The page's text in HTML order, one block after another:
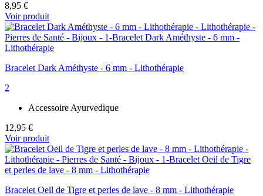
8,95 €
Voir produit
Bracelet Dark Améthyste - 6 mm - Lithothérapie
2
Accessoire Ayurvedique
12,95 €
Voir produit
Bracelet Oeil de Tigre et perles de lave - 8 mm - Lithothérapie